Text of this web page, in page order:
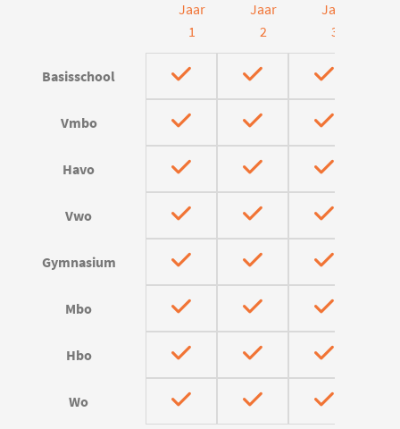
Jaar
1
Jaar
2
Jaar
3
Basisschool
Vmbo
Havo
Vwo
Gymnasium
Mbo
Hbo
Wo